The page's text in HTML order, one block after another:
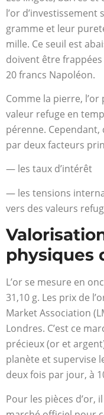
l’or
gramme et leur
mille. Ce seuil est
doivent être
20 francs Napoléon.
Comme la pierre,
valeur refuge en
pérenne.
par deux facteurs
— les taux d’intérêt
— les tensions
vers des valeurs
physiques
L’or se mesure en
31,10 g. Les prix de
Market Association
Londres. C’est ce
précieux (or et
planète et supervise
deux fois par jour, à
Pour les pièces d’or,